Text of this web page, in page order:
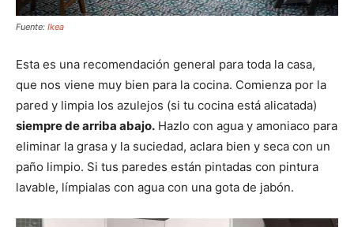
Fuente: Ikea
Esta es una recomendación general para toda la casa,
que nos viene muy bien para la cocina. Comienza por la
pared y limpia los azulejos (si tu cocina está alicatada)
siempre de arriba abajo. Hazlo con agua y amoniaco para
eliminar la grasa y la suciedad, aclara bien y seca con un
paño limpio. Si tus paredes están pintadas con pintura
lavable, límpialas con agua con una gota de jabón.